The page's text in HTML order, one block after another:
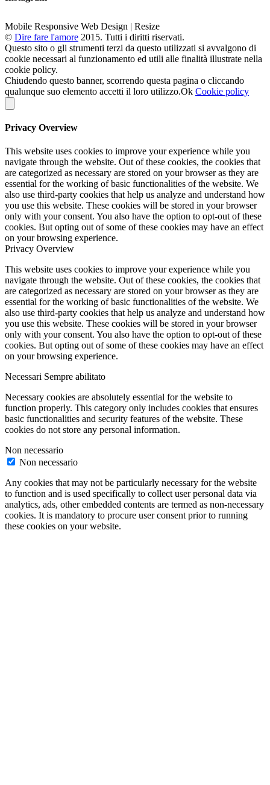
Mobile Responsive Web Design | Resize
© Dire fare l'amore 2015. Tutti i diritti riservati.
Questo sito o gli strumenti terzi da questo utilizzati si avvalgono di
cookie necessari al funzionamento ed utili alle finalità illustrate nella
cookie policy.
Chiudendo questo banner, scorrendo questa pagina o cliccando
qualunque suo elemento accetti il loro utilizzo.Ok Cookie policy
Privacy Overview
This website uses cookies to improve your experience while you
navigate through the website. Out of these cookies, the cookies that
are categorized as necessary are stored on your browser as they are
essential for the working of basic functionalities of the website. We
also use third-party cookies that help us analyze and understand how
you use this website. These cookies will be stored in your browser
only with your consent. You also have the option to opt-out of these
cookies. But opting out of some of these cookies may have an effect
on your browsing experience.
Privacy Overview
This website uses cookies to improve your experience while you
navigate through the website. Out of these cookies, the cookies that
are categorized as necessary are stored on your browser as they are
essential for the working of basic functionalities of the website. We
also use third-party cookies that help us analyze and understand how
you use this website. These cookies will be stored in your browser
only with your consent. You also have the option to opt-out of these
cookies. But opting out of some of these cookies may have an effect
on your browsing experience.
Necessari Sempre abilitato
Necessary cookies are absolutely essential for the website to
function properly. This category only includes cookies that ensures
basic functionalities and security features of the website. These
cookies do not store any personal information.
Non necessario
Non necessario
Any cookies that may not be particularly necessary for the website
to function and is used specifically to collect user personal data via
analytics, ads, other embedded contents are termed as non-necessary
cookies. It is mandatory to procure user consent prior to running
these cookies on your website.